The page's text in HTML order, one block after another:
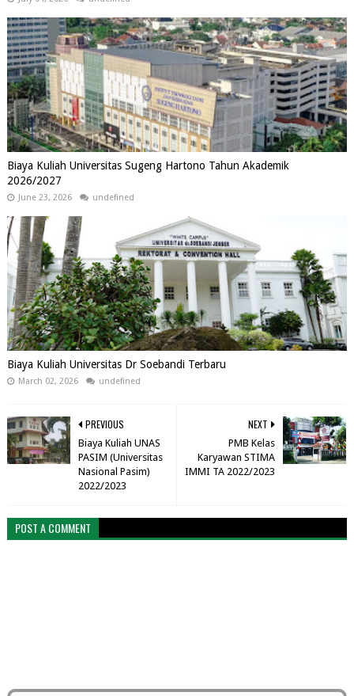
Biaya Kuliah Universitas Sugeng Hartono Tahun Akademik
2026/2027
June 23, 2026 undefined
Biaya Kuliah Universitas Dr Soebandi Terbaru
March 02, 2026 undefined
NEXT
PMB Kelas
Karyawan STIMA
IMMI TA 2022/2023
PREVIOUS
Biaya Kuliah UNAS
PASIM (Universitas
Nasional Pasim)
2022/2023
POST A COMMENT